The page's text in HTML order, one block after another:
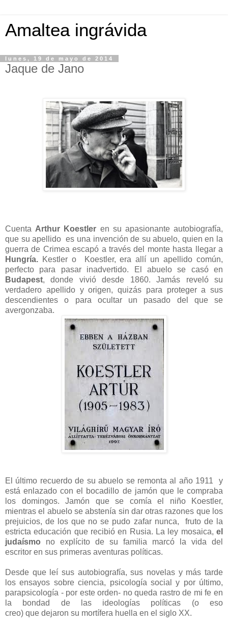
Amaltea ingrávida
lunes, 19 de mayo de 2014
Jaque de Jano
Cuenta Arthur Koestler en su apasionante autobiografía,
que su apellido es una invención de su abuelo, quien en la
guerra de Crimea escapó a través del monte hasta llegar a
Hungría. Kestler o Koestler, era allí un apellido común,
perfecto para pasar inadvertido. El abuelo se casó en
Budapest, donde vivió desde 1860. Jamás reveló su
verdadero apellido y origen, quizás para proteger a sus
descendientes o para ocultar un pasado del que se
avergonzaba.
El último recuerdo de su abuelo se remonta al año 1911 y
está enlazado con el bocadillo de jamón que le compraba
los domingos. Jamón que se comía el niño Koestler,
mientras el abuelo se abstenía sin dar otras razones que los
prejuicios, de los que no se pudo zafar nunca, fruto de la
estricta educación que recibió en Rusia. La ley mosaica, el
judaísmo no explícito de su familia marcó la vida del
escritor en sus primeras aventuras políticas.
Desde que leí sus autobiografía, sus novelas y más tarde
los ensayos sobre ciencia, psicología social y por último,
parapsicología - por este orden- no queda rastro de mi fe en
la bondad de las ideologías políticas (o eso
creo) que dejaron su mortífera huella en el siglo XX.